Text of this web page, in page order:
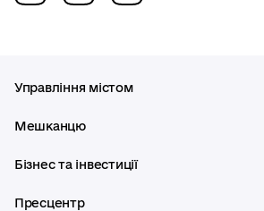
Управління містом
Мешканцю
Бізнес та інвестиції
Пресцентр